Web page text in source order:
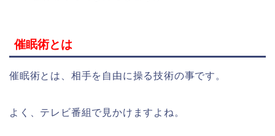
催眠術とは
催眠術とは、相手を自由に操る技術の事です。
よく、テレビ番組で見かけますよね。